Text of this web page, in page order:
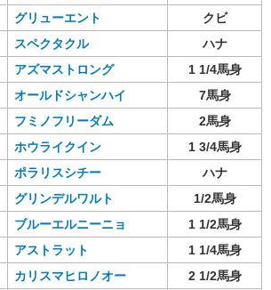
グリューエント
クビ
スペクタクル
ハナ
アズマストロング
1 1/4馬身
オールドシャンハイ
7馬身
フミノフリーダム
2馬身
ホウライクイン
1 3/4馬身
ポラリスシチー
ハナ
グリンデルワルト
1/2馬身
ブルーエルニーニョ
1 1/2馬身
アストラット
1 1/4馬身
カリスマヒロノオー
2 1/2馬身